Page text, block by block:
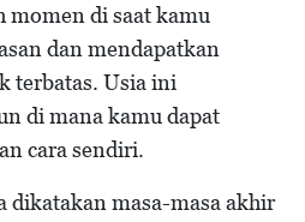
momen di saat kamu
dan mendapatkan
terbatas. Usia ini
di mana kamu dapat
cara sendiri.
dikatakan masa-masa akhir